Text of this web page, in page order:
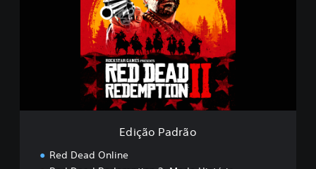
o
Edição Padrão
Red Dead Online